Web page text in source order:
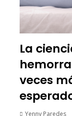
La
veces
Yenny Paredes